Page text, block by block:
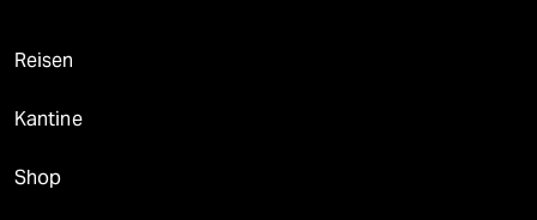
Reisen
Kantine
Shop